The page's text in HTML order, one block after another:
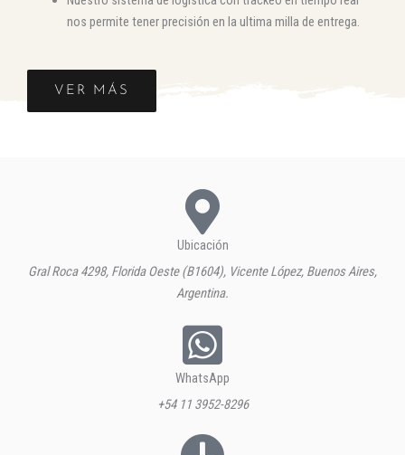
nos permite tener precisión en la ultima milla de entrega.
VER MÁS
Ubicación
Gral Roca 4298, Florida Oeste (B1604), Vicente López, Buenos Aires,
Argentina.
WhatsApp
+54 11 3952-8296